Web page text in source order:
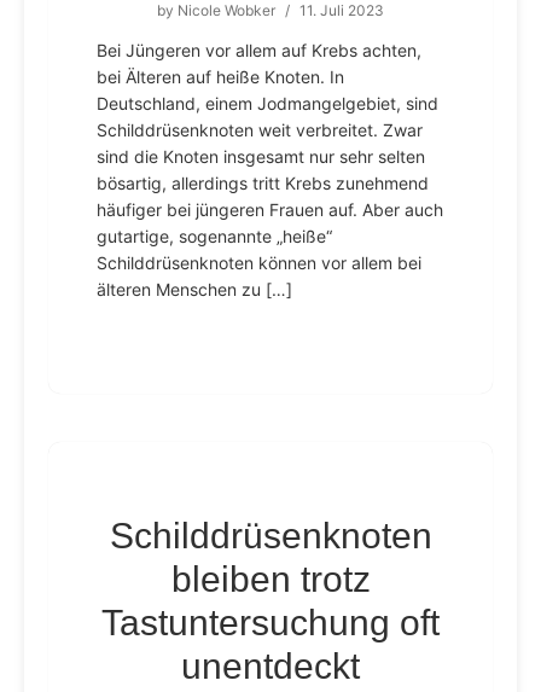
by Nicole Wobker / 11. Juli 2023
Bei Jüngeren vor allem auf Krebs achten,
bei Älteren auf heiße Knoten. In
Deutschland, einem Jodmangelgebiet, sind
Schilddrüsenknoten weit verbreitet. Zwar
sind die Knoten insgesamt nur sehr selten
bösartig, allerdings tritt Krebs zunehmend
häufiger bei jüngeren Frauen auf. Aber auch
gutartige, sogenannte „heiße“
Schilddrüsenknoten können vor allem bei
älteren Menschen zu […]
Schilddrüsenknoten
bleiben trotz
Tastuntersuchung oft
unentdeckt